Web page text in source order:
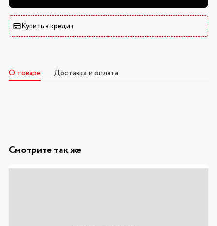
Купить в кредит
О товаре Доставка и оплата
Смотрите так же